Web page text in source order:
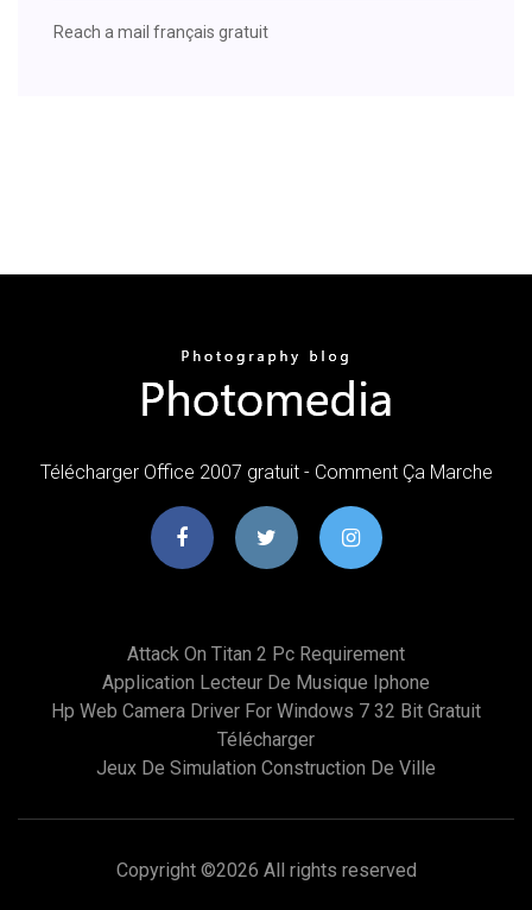
Reach a mail français gratuit
Télécharger Office 2007 gratuit - Comment Ça Marche
Attack On Titan 2 Pc Requirement
Application Lecteur De Musique Iphone
Hp Web Camera Driver For Windows 7 32 Bit Gratuit
Télécharger
Jeux De Simulation Construction De Ville
Copyright ©2026 All rights reserved